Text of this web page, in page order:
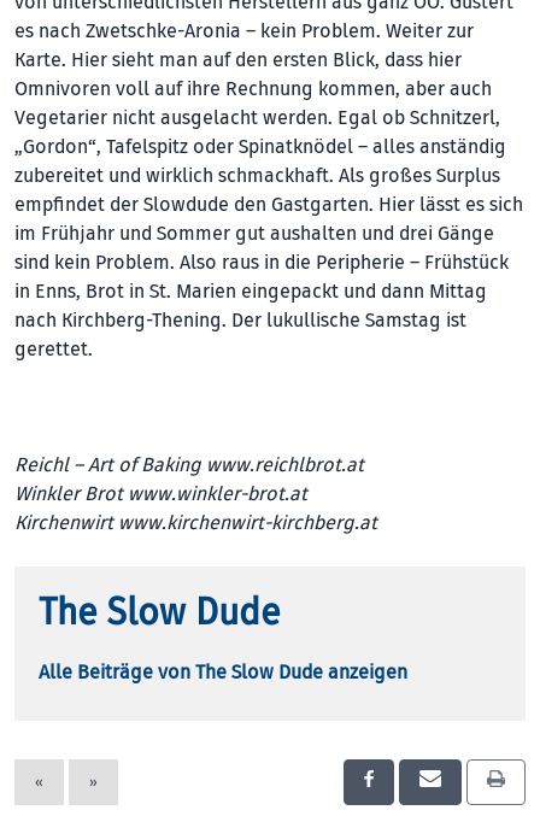
es nach Zwetschke-Aronia – kein Problem. Weiter zur
Karte. Hier sieht man auf den ersten Blick, dass hier
Omnivoren voll auf ihre Rechnung kommen, aber auch
Vegetarier nicht ausgelacht werden. Egal ob Schnitzerl,
„Gordon“, Tafelspitz oder Spinatknödel – alles anständig
zubereitet und wirklich schmackhaft. Als großes Surplus
empfindet der Slowdude den Gastgarten. Hier lässt es sich
im Frühjahr und Sommer gut aushalten und drei Gänge
sind kein Problem. Also raus in die Peripherie – Frühstück
in Enns, Brot in St. Marien eingepackt und dann Mittag
nach Kirchberg-Thening. Der lukullische Samstag ist
gerettet.
Reichl – Art of Baking www.reichlbrot.at
Winkler Brot www.winkler-brot.at
Kirchenwirt www.kirchenwirt-kirchberg.at
The Slow Dude
Alle Beiträge von The Slow Dude anzeigen
« »